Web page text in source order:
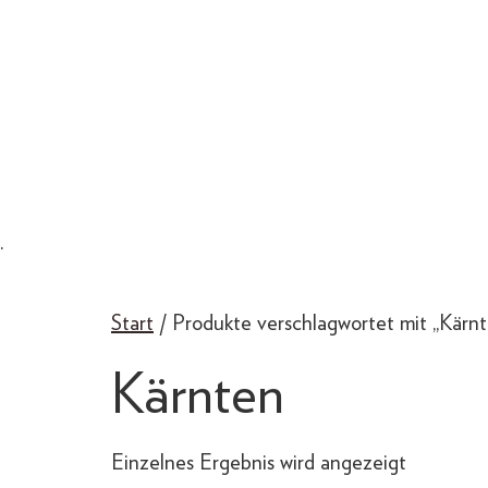
.
Start / Produkte verschlagwortet mit
Kärnten
Einzelnes Ergebnis wird angezeigt